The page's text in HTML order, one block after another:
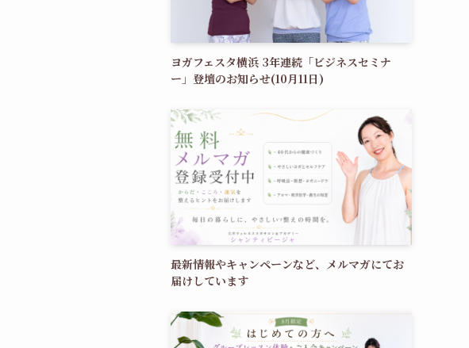
ヨガフェスタ横浜 3年連続「ビジネスセミナ
ー」登壇のお知らせ(10月11日)
最新情報やキャンペーンなど、メルマガにてお
届けしています